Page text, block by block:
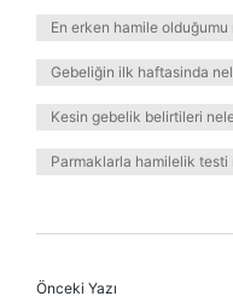
En erken hamile olduğumu
Gebeliğin ilk haftasinda
Kesin gebelik belirtileri
Parmaklarla hamilelik testi
Önceki Yazı